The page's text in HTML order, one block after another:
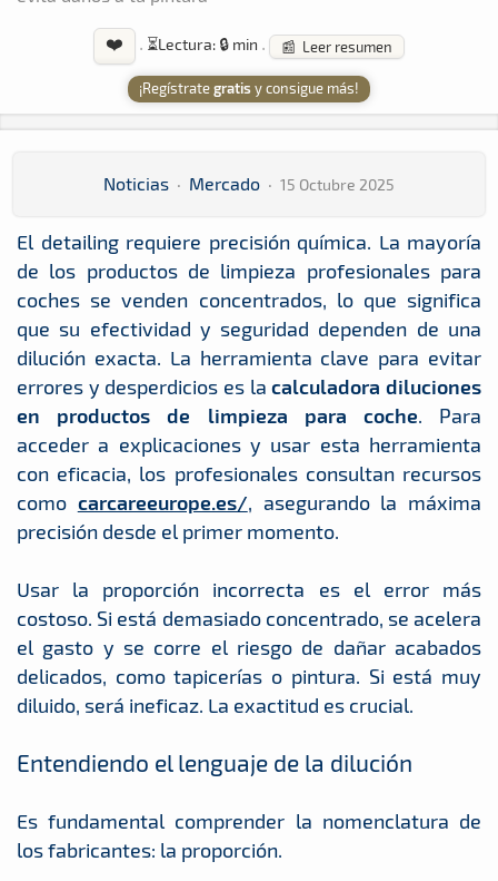
❤️ · ⏳Lectura: 🔒 min · 📰 Leer resumen
¡Regístrategratis y consigue más!
Noticias · Mercado · 15 Octubre 2025
El detailing requiere precisión química. La mayoría
de los productos de limpieza profesionales para
coches se venden concentrados, lo que significa
que su efectividad y seguridad dependen de una
dilución exacta. La herramienta clave para evitar
errores y desperdicios es lacalculadora diluciones
en productos de limpieza para coche. Para
acceder a explicaciones y usar esta herramienta
con eficacia, los profesionales consultan recursos
como carcareeurope.es/, asegurando la máxima
precisión desde el primer momento.
Usar la proporción incorrecta es el error más
costoso. Si está demasiado concentrado, se acelera
el gasto y se corre el riesgo de dañar acabados
delicados, como tapicerías o pintura. Si está muy
diluido, será ineficaz. La exactitud es crucial.
Entendiendo el lenguaje de la dilución
Es fundamental comprender la nomenclatura de
los fabricantes: la proporción.